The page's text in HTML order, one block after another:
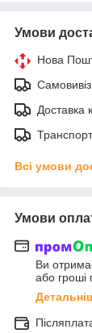
Умови
Нова
Самовивіз
Доставка
Всі умови
Умови
Ви
або гроші